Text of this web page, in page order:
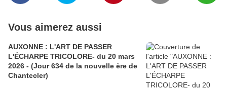
Vous aimerez aussi
AUXONNE : L'ART DE PASSER
L'ÉCHARPE TRICOLORE- du 20 mars
2026 - (Jour 634 de la nouvelle ère de
Chantecler)